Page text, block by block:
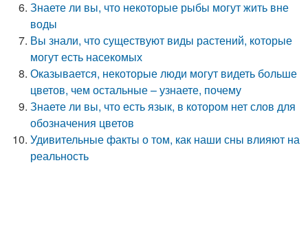
Знаете ли вы, что некоторые рыбы могут жить вне
воды
Вы знали, что существуют виды растений, которые
могут есть насекомых
Оказывается, некоторые люди могут видеть больше
цветов, чем остальные – узнаете, почему
Знаете ли вы, что есть язык, в котором нет слов для
обозначения цветов
Удивительные факты о том, как наши сны влияют на
реальность